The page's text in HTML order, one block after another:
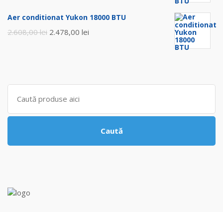
este:
Aer conditionat Yukon 18000 BTU
2.608,00lei Prețul
2.608,00 lei.
2.478,00 lei
Search
for:
Caută